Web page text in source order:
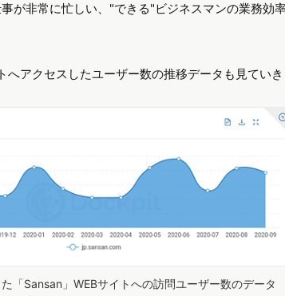
が非常に忙しい、"できる"ビジネスマンの業務効
へアクセスしたユーザー数の推移データも見ていき
「Sansan」WEBサイトへの訪問ユーザー数のデータ